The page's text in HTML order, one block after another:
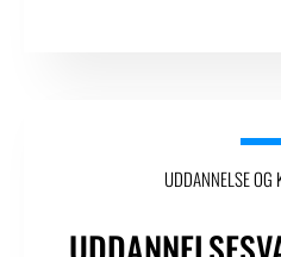
UDDANNELSE OG